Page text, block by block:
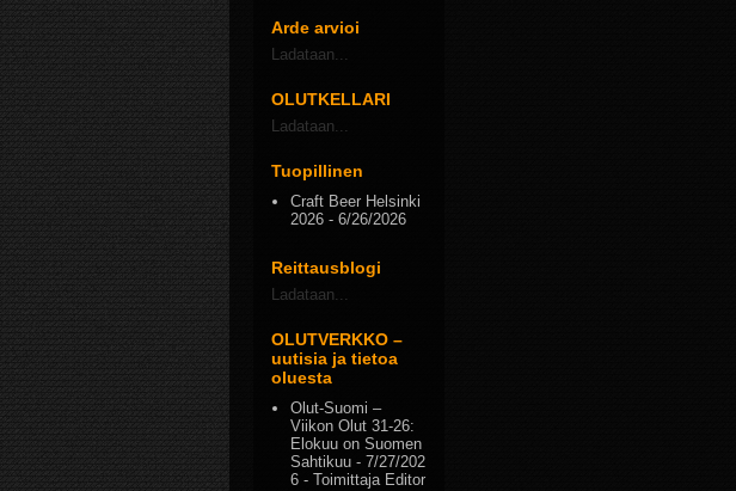
Arde arvioi
Ladataan...
OLUTKELLARI
Ladataan...
Tuopillinen
Craft Beer Helsinki
2026 - 6/26/2026
Reittausblogi
Ladataan...
OLUTVERKKO –
uutisia ja tietoa
oluesta
Olut-Suomi –
Viikon Olut 31-26:
Elokuu on Suomen
Sahtikuu - 7/27/202
6 - Toimittaja Editor